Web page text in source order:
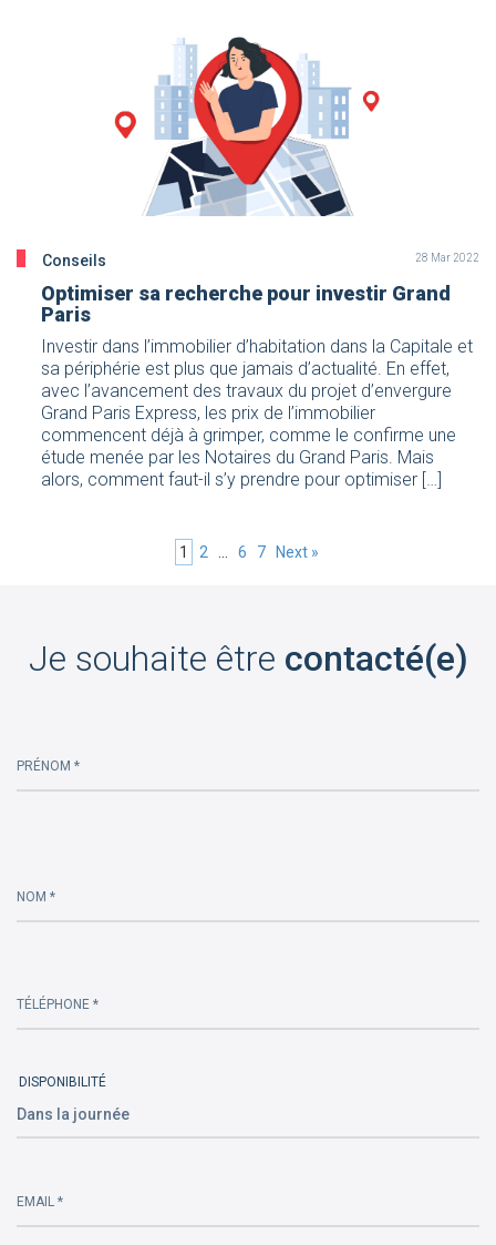
Conseils 28 Mar 2022
Optimiser sa recherche pour investir Grand
Paris
Investir dans l’immobilier d’habitation dans la Capitale et
sa périphérie est plus que jamais d’actualité. En effet,
avec l’avancement des travaux du projet d’envergure
Grand Paris Express, les prix de l’immobilier
commencent déjà à grimper, comme le confirme une
étude menée par les Notaires du Grand Paris. Mais
alors, comment faut-il s’y prendre pour optimiser […]
1 2 6 7 Next »
Je souhaite être contacté(e)
PRÉNOM *
this
NOM *
TÉLÉPHONE *
DISPONIBILITÉ
EMAIL *